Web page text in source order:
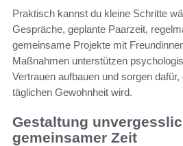
Praktisch kannst du kleine Schritte
Gespräche, geplante Paarzeit,
gemeinsame Projekte mit
Maßnahmen unterstützen
Vertrauen aufbauen und sorgen
täglichen Gewohnheit wird.
Gestaltung
gemeinsamer Zeit